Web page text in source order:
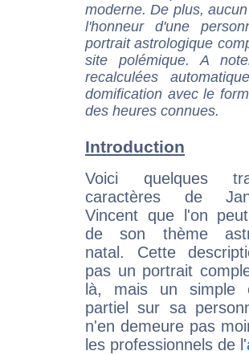
moderne. De plus,
l'honneur d'une
portrait astrologique
site polémique. A
recalculées
domification avec le
des heures connues.
Introduction
Voici quelques
caractères de
Vincent que l'on
de son thème
natal. Cette
pas un portrait
là, mais un simple
partiel sur sa
n'en demeure pas
les professionnels de l'